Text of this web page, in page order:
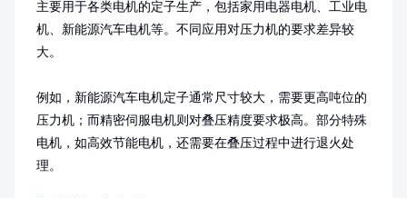
主要用于各类电机的定子生产，包括家用电器电机、工业电
机、新能源汽车电机等。不同应用对压力机的要求差异较
大。
例如，新能源汽车电机定子通常尺寸较大，需要更高吨位的
压力机；而精密伺服电机则对叠压精度要求极高。部分特殊
电机，如高效节能电机，还需要在叠压过程中进行退火处
理。